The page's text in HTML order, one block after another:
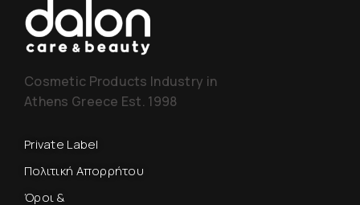
Cosmetic Products Industry in
Athens Greece Est. 1998
Private Label
Πολιτική Απορρήτου
Όροι &